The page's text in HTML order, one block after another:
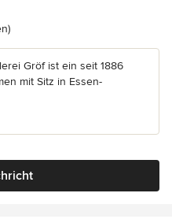
von 5 Sternen
Gröf ist ein seit 1886
mit Sitz in Essen-